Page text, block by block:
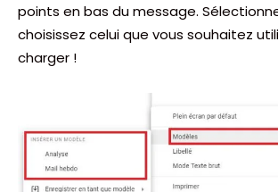
points en bas du message.
choisissez celui que vous souhaitez
charger !